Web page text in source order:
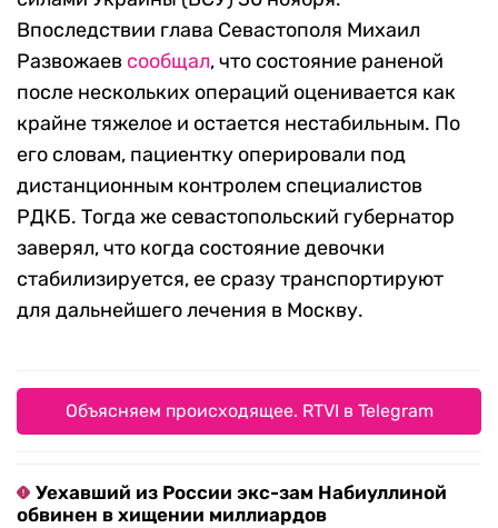
Впоследствии глава Севастополя Михаил
Развожаев сообщал, что состояние раненой
после нескольких операций оценивается как
крайне тяжелое и остается нестабильным. По
его словам, пациентку оперировали под
дистанционным контролем специалистов
РДКБ. Тогда же севастопольский губернатор
заверял, что когда состояние девочки
стабилизируется, ее сразу транспортируют
для дальнейшего лечения в Москву.
Объясняем происходящее. RTVI в Telegram
Уехавший из России экс-зам Набиуллиной
обвинен в хищении миллиардов